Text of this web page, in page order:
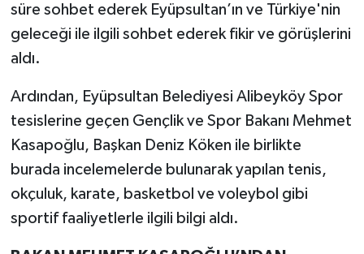
süre sohbet ederek Eyüpsultan’ın ve Türkiye'nin
geleceği ile ilgili sohbet ederek fikir ve görüşlerini
aldı.
Ardından, Eyüpsultan Belediyesi Alibeyköy Spor
tesislerine geçen Gençlik ve Spor Bakanı Mehmet
Kasapoğlu, Başkan Deniz Köken ile birlikte
burada incelemelerde bulunarak yapılan tenis,
okçuluk, karate, basketbol ve voleybol gibi
sportif faaliyetlerle ilgili bilgi aldı.